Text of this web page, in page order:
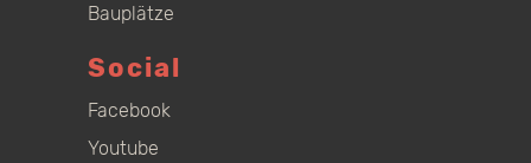
Bauplätze
Social
Facebook
Youtube